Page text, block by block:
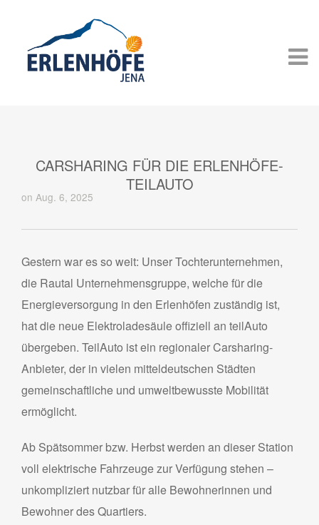
CARSHARING FÜR DIE ERLENHÖFE-
TEILAUTO
on Aug. 6, 2025
Gestern war es so weit: Unser Tochterunternehmen,
die Rautal Unternehmensgruppe, welche für die
Energieversorgung in den Erlenhöfen zuständig ist,
hat die neue Elektroladesäule offiziell an teilAuto
übergeben. TeilAuto ist ein regionaler Carsharing-
Anbieter, der in vielen mitteldeutschen Städten
gemeinschaftliche und umweltbewusste Mobilität
ermöglicht.
Ab Spätsommer bzw. Herbst werden an dieser Station
voll elektrische Fahrzeuge zur Verfügung stehen –
unkompliziert nutzbar für alle Bewohnerinnen und
Bewohner des Quartiers.